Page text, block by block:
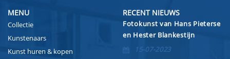
MENU
Collectie
Kunstenaars
Kunst huren & kopen
RECENT NIEUWS
Fotokunst van Hans Pieterse
en Hester Blankestijn
15-07-2023